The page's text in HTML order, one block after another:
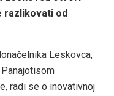
razlikovati od
Leskovca,
radi se o inovativnoj